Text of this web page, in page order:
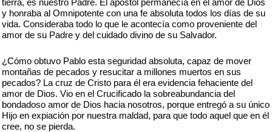
tierra, es nuestro Padre. El apóstol permanecía en el amor de Dios
y honraba al Omnipotente con una fe absoluta todos los días de su
vida. Consideraba todo lo que le acontecía como proveniente del
amor de su Padre y del cuidado divino de su Salvador.
¿Cómo obtuvo Pablo esta seguridad absoluta, capaz de mover
montañas de pecados y resucitar a millones muertos en sus
pecados? La cruz de Cristo para él era evidencia fehaciente del
amor de Dios. Vio en el Crucificado la sobreabundancia del
bondadoso amor de Dios hacia nosotros, porque entregó a su único
Hijo en expiación por nuestra maldad, para que todo aquel que en él
cree, no se pierda.